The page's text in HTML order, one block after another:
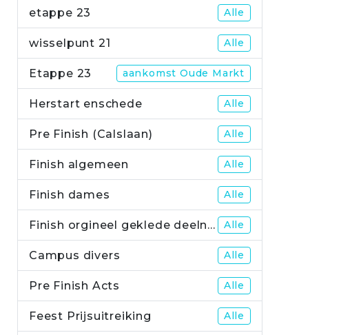
etappe 23 Alle
wisselpunt 21 Alle
Etappe 23 aankomst Oude Markt
Herstart enschede Alle
Pre Finish (Calslaan) Alle
Finish algemeen Alle
Finish dames Alle
Finish orgineel geklede deelnemers Alle
Campus divers Alle
Pre Finish Acts Alle
Feest Prijsuitreiking Alle